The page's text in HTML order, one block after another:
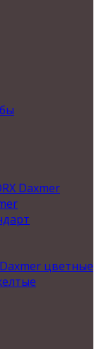
Daxmer
цветные